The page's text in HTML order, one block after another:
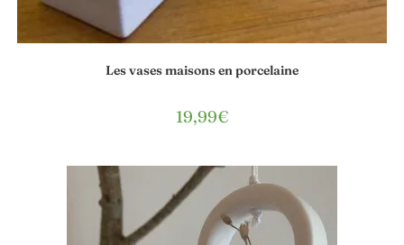
Les vases maisons en porcelaine
19,99€